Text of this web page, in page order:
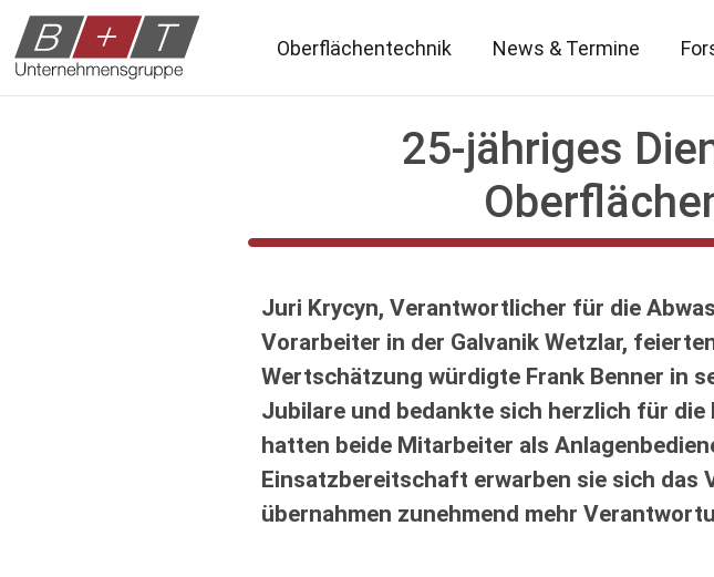
Oberflächentechnik News & Termine
25-jähriges
Juri Krycyn, Verantwortlicher für die
Vorarbeiter in der Galvanik Wetzlar,
Wertschätzung würdigte Frank Benner in
Jubilare und bedankte sich herzlich für
hatten beide Mitarbeiter als
Einsatzbereitschaft erwarben sie sich
übernahmen zunehmend mehr